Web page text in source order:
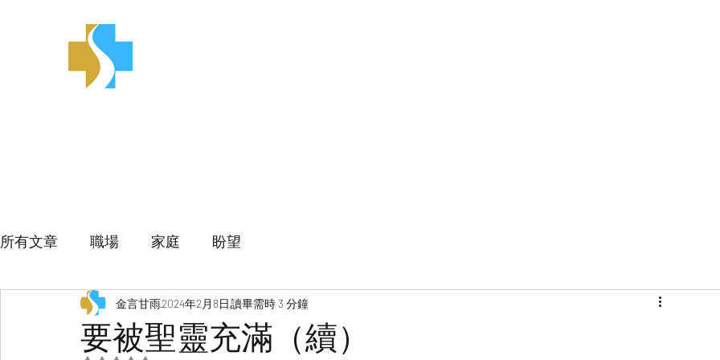
所有文章 職場 家庭 盼望
要被聖靈充滿（續）
金言甘雨2024年2月8日讀畢需時 3 分鐘